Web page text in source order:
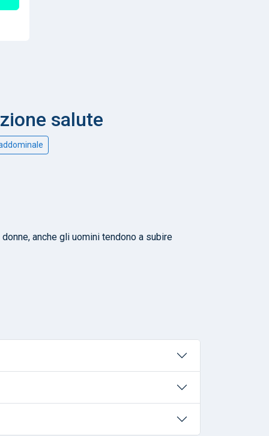
salute
anche gli uomini tendono a subire